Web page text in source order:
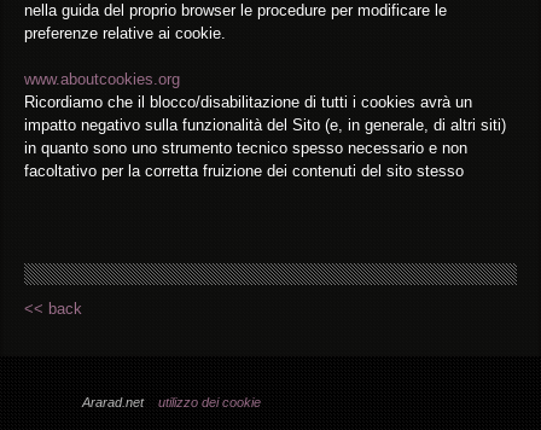
nella guida del proprio browser le procedure per modificare le
preferenze relative ai cookie.
www.aboutcookies.org
Ricordiamo che il blocco/disabilitazione di tutti i cookies avrà un
impatto negativo sulla funzionalità del Sito (e, in generale, di altri siti)
in quanto sono uno strumento tecnico spesso necessario e non
facoltativo per la corretta fruizione dei contenuti del sito stesso
<< back
Ararad.net utilizzo dei cookie